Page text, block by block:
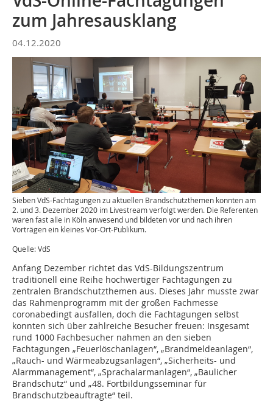
zum Jahresausklang
04.12.2020
Sieben VdS-Fachtagungen zu aktuellen Brandschutzthemen konnten am
2. und 3. Dezember 2020 im Livestream verfolgt werden. Die Referenten
waren fast alle in Köln anwesend und bildeten vor und nach ihren
Vorträgen ein kleines Vor-Ort-Publikum.
Quelle: VdS
Anfang Dezember richtet das VdS-Bildungszentrum
traditionell eine Reihe hochwertiger Fachtagungen zu
zentralen Brandschutzthemen aus. Dieses Jahr musste zwar
das Rahmenprogramm mit der großen Fachmesse
coronabedingt ausfallen, doch die Fachtagungen selbst
konnten sich über zahlreiche Besucher freuen: Insgesamt
rund 1000 Fachbesucher nahmen an den sieben
Fachtagungen „Feuerlöschanlagen“, „Brandmeldeanlagen“,
„Rauch- und Wärmeabzugsanlagen“, „Sicherheits- und
Alarmmanagement“, „Sprachalarmanlagen“, „Baulicher
Brandschutz“ und „48. Fortbildungsseminar für
Brandschutzbeauftragte“ teil.